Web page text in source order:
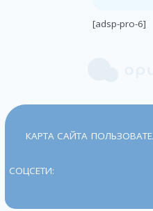
[adsp-pro-6]
КАРТА САЙТА
СОЦСЕТИ: